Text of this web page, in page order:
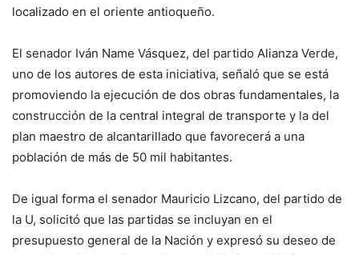
localizado en el oriente antioqueño.
El senador Iván Name Vásquez, del partido Alianza Verde,
uno de los autores de esta iniciativa, señaló que se está
promoviendo la ejecución de dos obras fundamentales, la
construcción de la central integral de transporte y la del
plan maestro de alcantarillado que favorecerá a una
población de más de 50 mil habitantes.
De igual forma el senador Mauricio Lizcano, del partido de
la U, solicitó que las partidas se incluyan en el
presupuesto general de la Nación y expresó su deseo de